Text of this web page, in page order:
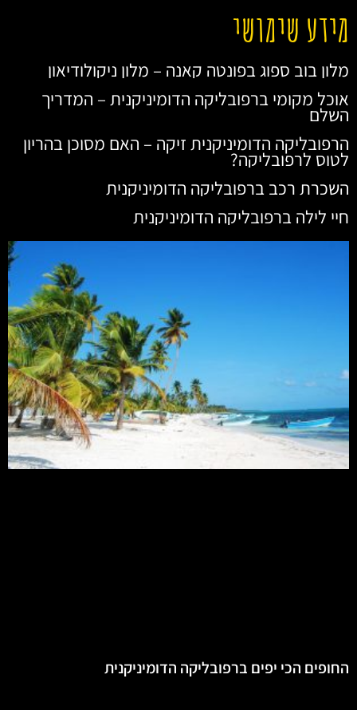
מידע שימושי
מלון בוב ספוג בפונטה קאנה – מלון ניקולודיאון
אוכל מקומי ברפובליקה הדומיניקנית – המדריך
השלם
הרפובליקה הדומיניקנית זיקה – האם מסוכן בהריון
לטוס לרפובליקה?
השכרת רכב ברפובליקה הדומיניקנית
חיי לילה ברפובליקה הדומיניקנית
החופים הכי יפים ברפובליקה הדומיניקנית